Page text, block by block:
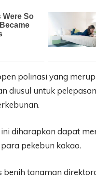
polinasi yang
diusul untuk
diharapkan dapat
pekebun kakao.
tanaman